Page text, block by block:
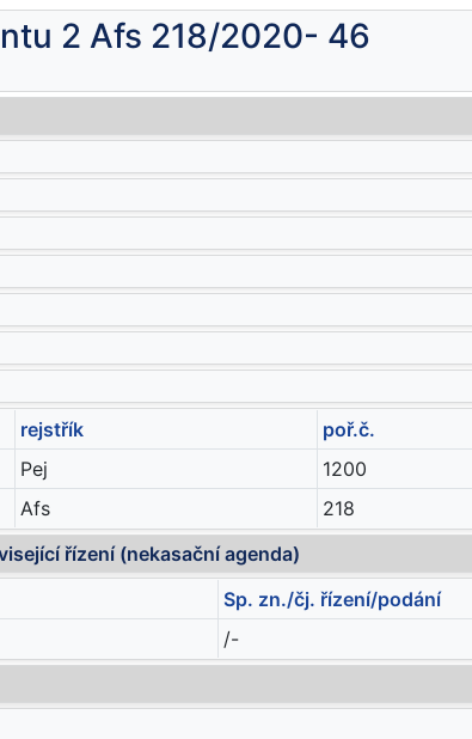
2 Afs 218/2020- 46
rejstřík poř.č.
Pej
1200
Afs 218
řízení (nekasační agenda)
Sp. zn./čj. řízení/podání
/-